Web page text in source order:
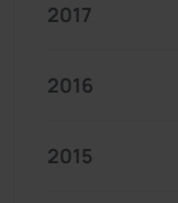
2017
2016
2015